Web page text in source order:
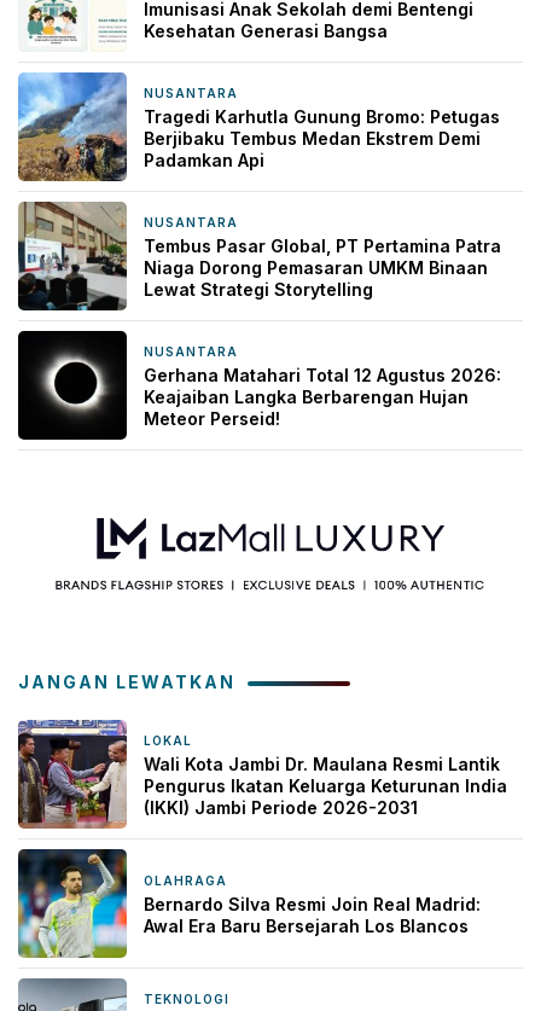
Imunisasi Anak Sekolah demi Bentengi
Kesehatan Generasi Bangsa
NUSANTARA
Tragedi Karhutla Gunung Bromo: Petugas
Berjibaku Tembus Medan Ekstrem Demi
Padamkan Api
NUSANTARA
Tembus Pasar Global, PT Pertamina Patra
Niaga Dorong Pemasaran UMKM Binaan
Lewat Strategi Storytelling
NUSANTARA
Gerhana Matahari Total 12 Agustus 2026:
Keajaiban Langka Berbarengan Hujan
Meteor Perseid!
JANGAN LEWATKAN
LOKAL
Wali Kota Jambi Dr. Maulana Resmi Lantik
Pengurus Ikatan Keluarga Keturunan India
(IKKI) Jambi Periode 2026-2031
OLAHRAGA
Bernardo Silva Resmi Join Real Madrid:
Awal Era Baru Bersejarah Los Blancos
TEKNOLOGI